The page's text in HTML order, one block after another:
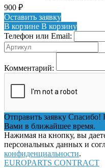
900 ₽
Оставить заявку
В корзине В корзину
Телефон или Email:
Комментарий:
Отправить заявку Спасибо!
Вами в ближайшее время.
Нажимая на кнопку, вы
персональных данных и
конфиденциальности.
EUROPARTS CONTRACT